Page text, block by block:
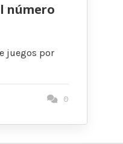
número
juegos por
0